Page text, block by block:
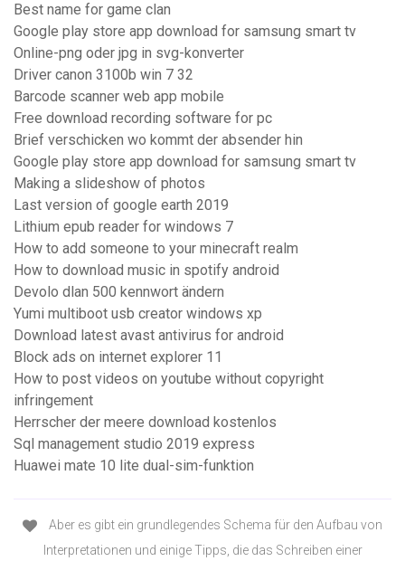
Best name for game clan
Google play store app download for samsung smart tv
Online-png oder jpg in svg-konverter
Driver canon 3100b win 7 32
Barcode scanner web app mobile
Free download recording software for pc
Brief verschicken wo kommt der absender hin
Google play store app download for samsung smart tv
Making a slideshow of photos
Last version of google earth 2019
Lithium epub reader for windows 7
How to add someone to your minecraft realm
How to download music in spotify android
Devolo dlan 500 kennwort ändern
Yumi multiboot usb creator windows xp
Download latest avast antivirus for android
Block ads on internet explorer 11
How to post videos on youtube without copyright
infringement
Herrscher der meere download kostenlos
Sql management studio 2019 express
Huawei mate 10 lite dual-sim-funktion
Aber es gibt ein grundlegendes Schema für den Aufbau von
Interpretationen und einige Tipps, die das Schreiben einer